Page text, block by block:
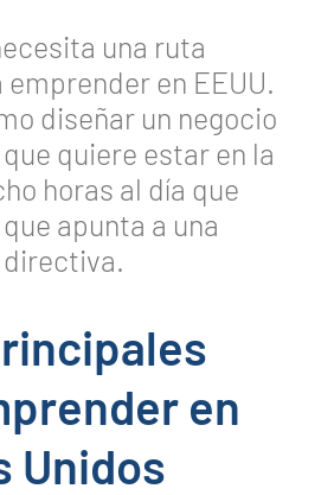
una ruta
en EEUU.
diseñar un negocio
quiere estar en la
horas al día que
apunta a una
en
Unidos